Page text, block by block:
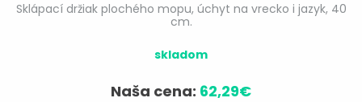
Sklápací držiak plochého mopu, úchyt na vrecko i jazyk, 40
cm.
skladom
Naša cena: 62,29€